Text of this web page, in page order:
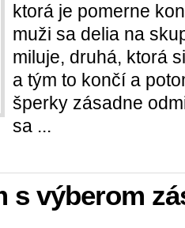
ktorá je pomerne
muži sa delia na
miluje, druhá, ktorá
a tým to končí a
šperky zásadne
sa ...
s výberom